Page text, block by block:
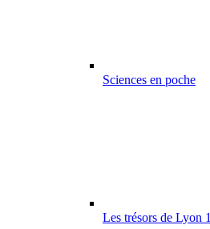
Sciences en poche
Les trésors de Lyon 1